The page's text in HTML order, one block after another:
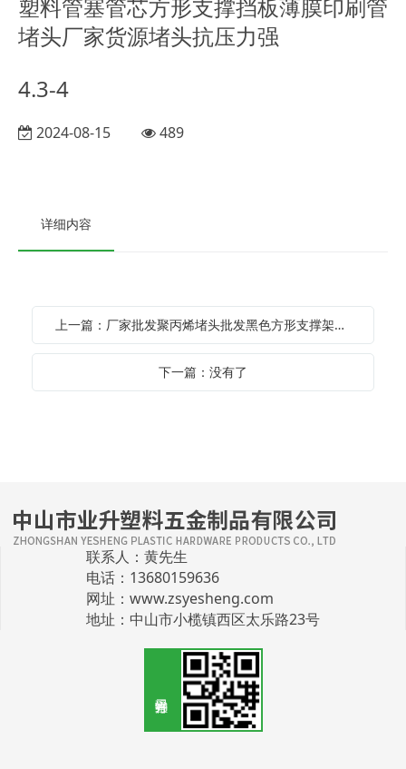
塑料管塞管芯方形支撑挡板薄膜印刷管
堵头厂家货源堵头抗压力强
4.3-4
2024-08-15 489
详细内容
上一篇：厂家批发聚丙烯堵头批发黑色方形支撑架印刷管塞光电卷材堵头挡板
下一篇：没有了
联系人：黄先生
电话：13680159636
网址： www.zsyesheng.com
地址：中山市小榄镇西区太乐路23号